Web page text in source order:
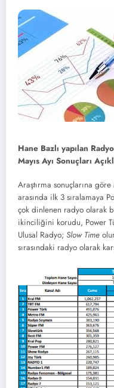
Hane Bazlı yapılan
Mayıs Ayı Sonuçları
Araştırma sonuçlarına
arasında ilk 3 sıralamaya
çok dinlenen radyo olarak
ikinciliğini korudu, Power
Ulusal Radyo; Slow Time
sırasındaki radyo olarak